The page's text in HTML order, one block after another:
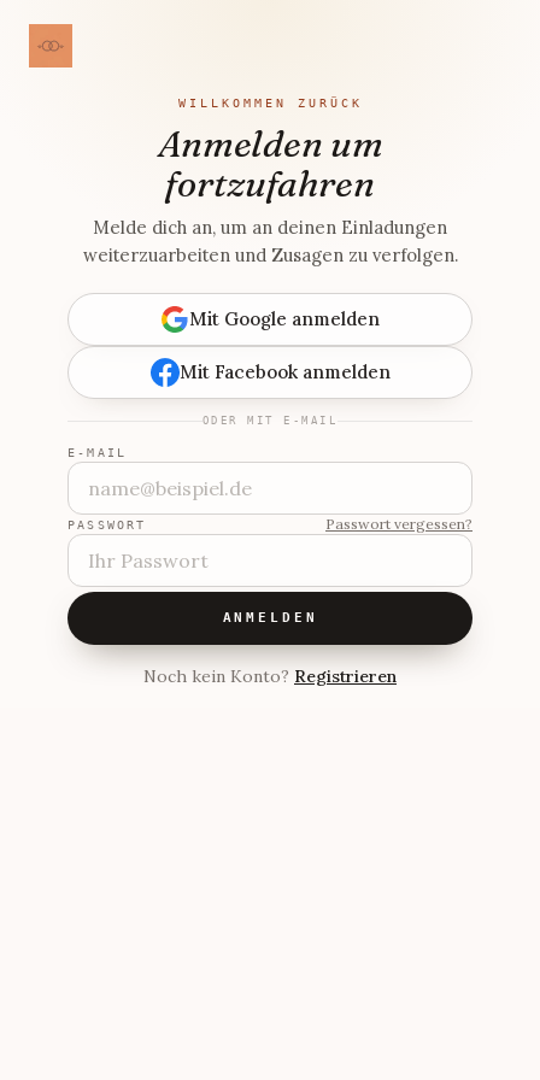
WILLKOMMEN ZURÜCK
Anmelden um
fortzufahren
Melde dich an, um an deinen Einladungen
weiterzuarbeiten und Zusagen zu verfolgen.
Mit Google anmelden
Mit Facebook anmelden
ODER MIT E-MAIL
E-MAIL
PASSWORT Passwort vergessen?
ANMELDEN
Noch kein Konto? Registrieren